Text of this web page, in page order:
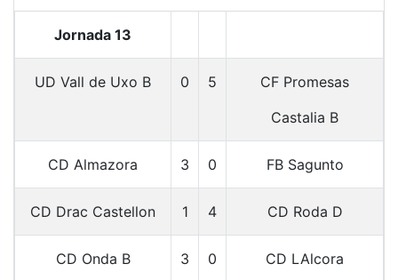
Jornada 13
UD Vall de Uxo B 0 5
CF Promesas
Castalia B
CD Almazora 3 0 FB Sagunto
CD Drac Castellon 1 4 CD Roda D
CD Onda B 3 0 CD LAlcora